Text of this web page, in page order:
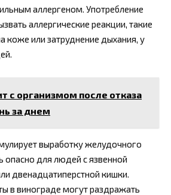
аллергеном. Употребление
аллергические реакции, такие
коже или затруднение дыхания, у
с организмом после отказа
за днем
выработку желудочного
опасно для людей с язвенной
двенадцатиперстной кишки.
в винограде могут раздражать